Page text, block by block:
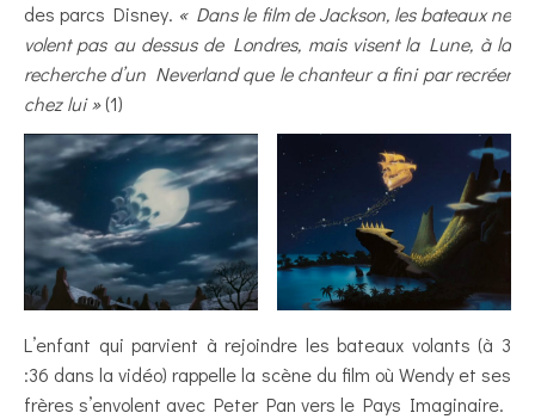
des parcs Disney. « Dans le film de Jackson, les bateaux ne
volent pas au dessus de Londres, mais visent la Lune, à la
recherche d’un Neverland que le chanteur a fini par recréer
chez lui »(1)
L’enfant qui parvient à rejoindre les bateaux volants (à 3
:36 dans la vidéo) rappelle la scène du film où Wendy et ses
frères s’envolent avec Peter Pan vers le Pays Imaginaire.